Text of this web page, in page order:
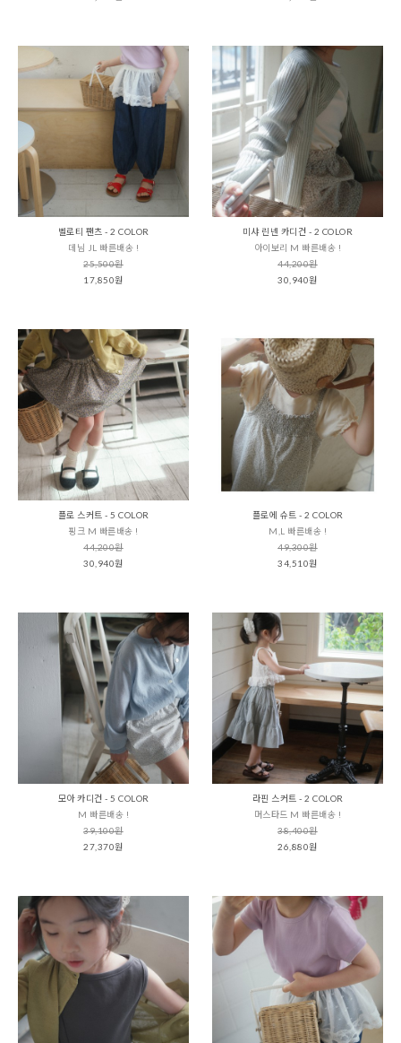
벨로티 팬츠 - 2 COLOR
데님 JL 빠른배송 !
25,500원
17,850원
미샤 린넨 카디건 - 2 COLOR
아이보리 M 빠른배송 !
44,200원
30,940원
플로 스커트 - 5 COLOR
핑크 M 빠른배송 !
44,200원
30,940원
플로에 슈트 - 2 COLOR
M,L 빠른배송 !
49,300원
34,510원
모아 카디건 - 5 COLOR
M 빠른배송 !
39,100원
27,370원
라핀 스커트 - 2 COLOR
머스타드 M 빠른배송 !
38,400원
26,880원